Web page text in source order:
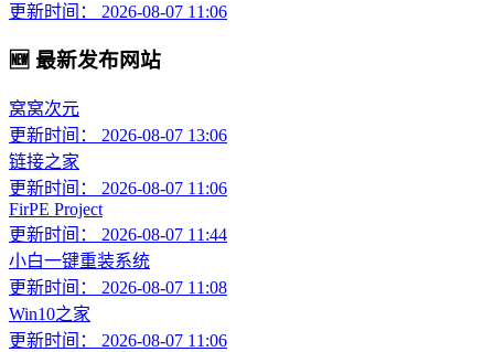
更新时间： 2026-08-07 11:06
🆕 最新发布网站
窝窝次元
更新时间： 2026-08-07 13:06
链接之家
更新时间： 2026-08-07 11:06
FirPE Project
更新时间： 2026-08-07 11:44
小白一键重装系统
更新时间： 2026-08-07 11:08
Win10之家
更新时间： 2026-08-07 11:06